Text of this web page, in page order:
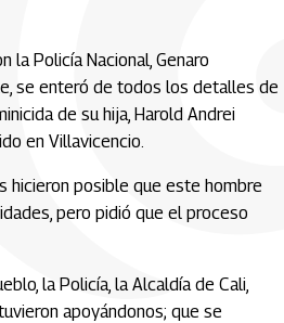
la Policía Nacional, Genaro
se enteró de todos los detalles de
de su hija, Harold Andrei
en Villavicencio.
hicieron posible que este hombre
pero pidió que el proceso
la Policía, la Alcaldía de Cali,
apoyándonos; que se